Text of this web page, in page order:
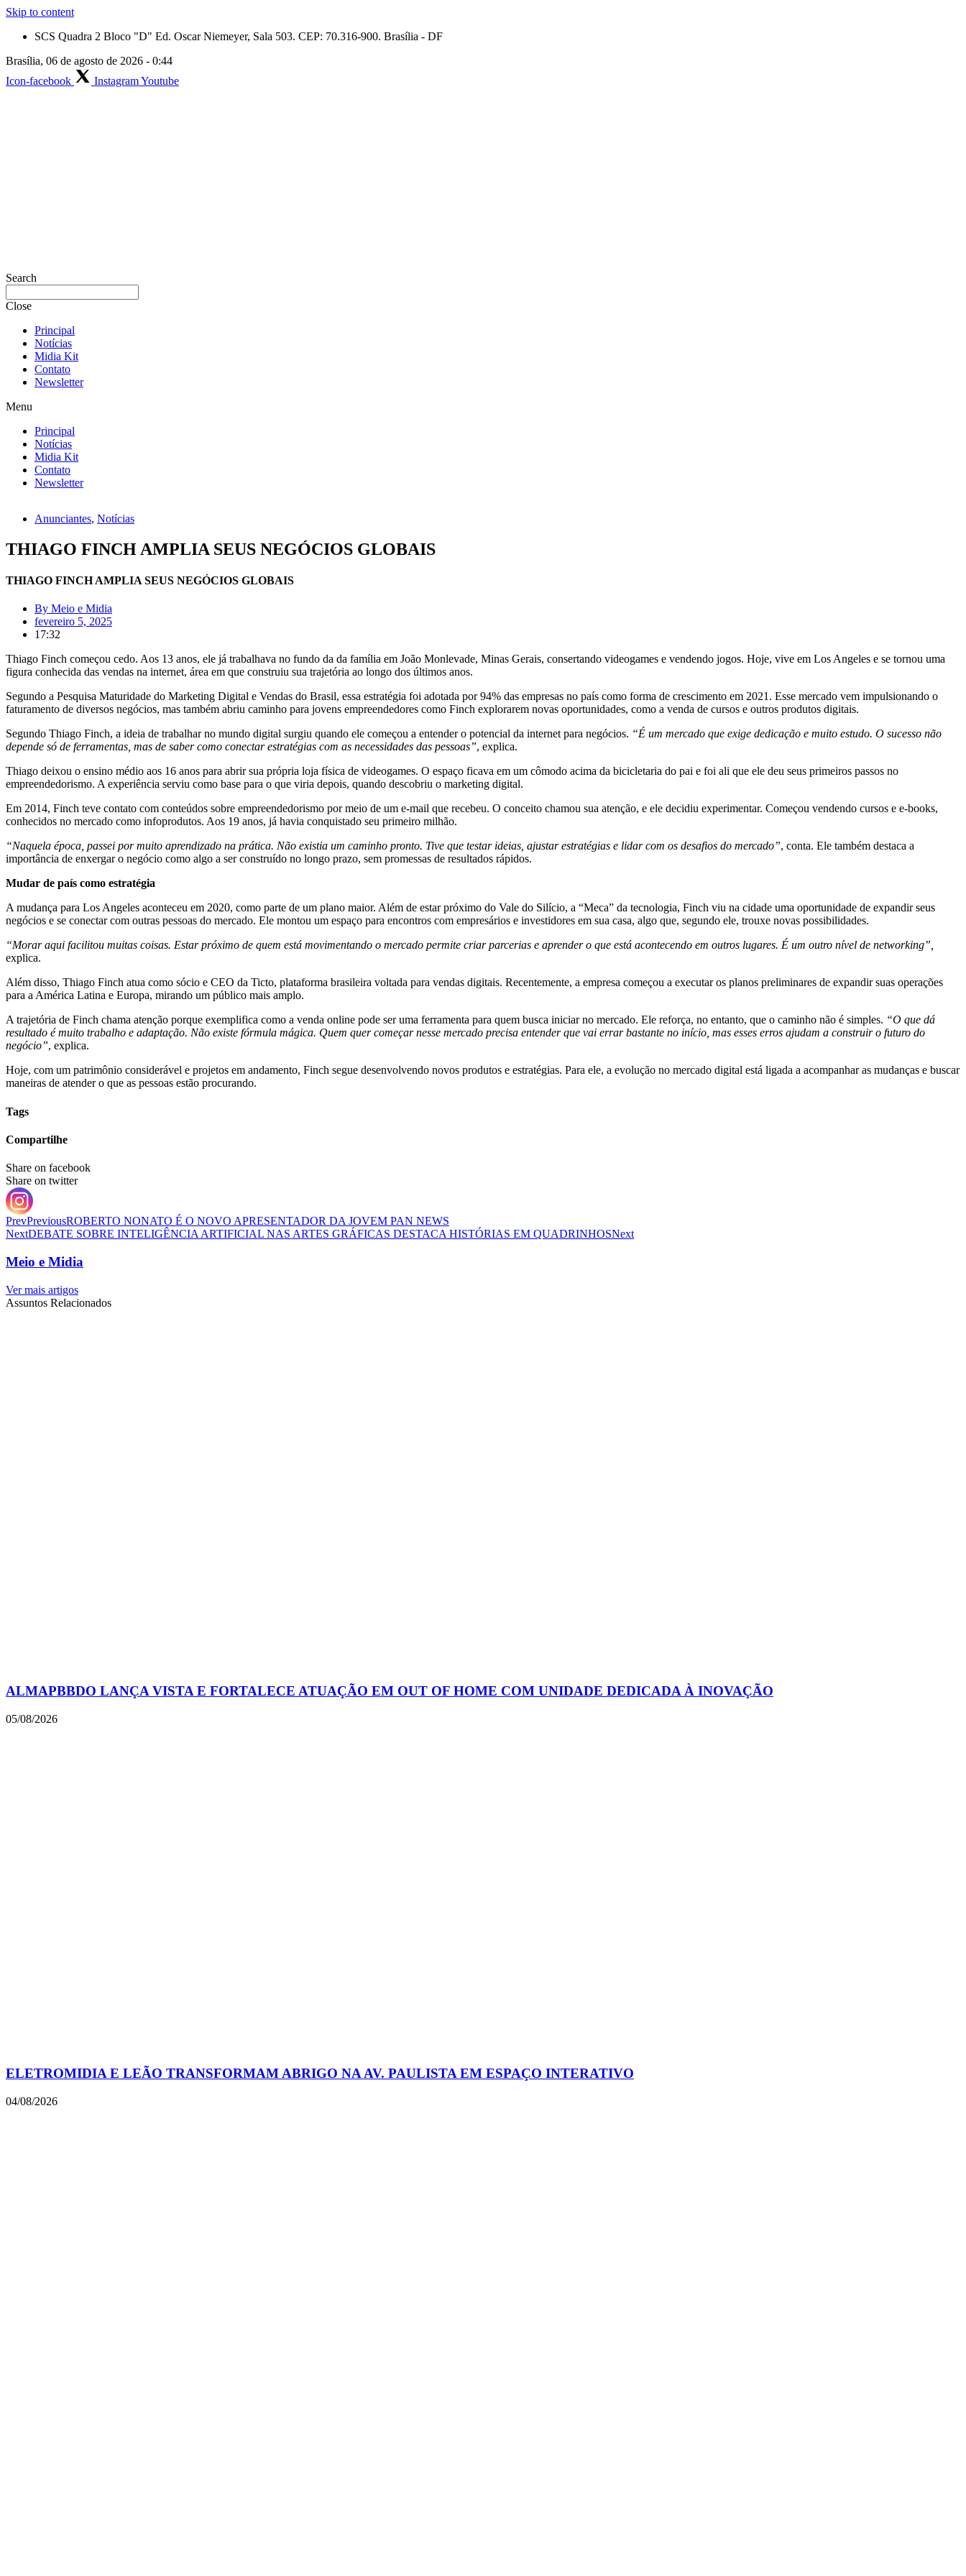
Skip to content
SCS Quadra 2 Bloco "D" Ed. Oscar Niemeyer, Sala 503. CEP: 70.316-900. Brasília - DF
Brasília, 06 de agosto de 2026 - 0:44
Icon-facebook
InstagramYoutube
Search
Close
Principal
Notícias
Midia Kit
Contato
Newsletter
Menu
Principal
Notícias
Midia Kit
Contato
Newsletter
Anunciantes, Notícias
THIAGO FINCH AMPLIA SEUS NEGÓCIOS GLOBAIS
THIAGO FINCH AMPLIA SEUS NEGÓCIOS GLOBAIS
By Meio e Midia
fevereiro 5, 2025
17:32
Thiago Finch começou cedo. Aos 13 anos, ele já trabalhava no fundo da da família em João Monlevade, Minas Gerais, consertando videogames e vendendo jogos. Hoje, vive em Los Angeles e se tornou uma
figura conhecida das vendas na internet, área em que construiu sua trajetória ao longo dos últimos anos.
Segundo a Pesquisa Maturidade do Marketing Digital e Vendas do Brasil, essa estratégia foi adotada por 94% das empresas no país como forma de crescimento em 2021. Esse mercado vem impulsionando o
faturamento de diversos negócios, mas também abriu caminho para jovens empreendedores como Finch explorarem novas oportunidades, como a venda de cursos e outros produtos digitais.
Segundo Thiago Finch, a ideia de trabalhar no mundo digital surgiu quando ele começou a entender o potencial da internet para negócios. “É um mercado que exige dedicação e muito estudo. O sucesso não
depende só de ferramentas, mas de saber como conectar estratégias com as necessidades das pessoas”, explica.
Thiago deixou o ensino médio aos 16 anos para abrir sua própria loja física de videogames. O espaço ficava em um cômodo acima da bicicletaria do pai e foi ali que ele deu seus primeiros passos no
empreendedorismo. A experiência serviu como base para o que viria depois, quando descobriu o marketing digital.
Em 2014, Finch teve contato com conteúdos sobre empreendedorismo por meio de um e-mail que recebeu. O conceito chamou sua atenção, e ele decidiu experimentar. Começou vendendo cursos e e-books,
conhecidos no mercado como infoprodutos. Aos 19 anos, já havia conquistado seu primeiro milhão.
“Naquela época, passei por muito aprendizado na prática. Não existia um caminho pronto. Tive que testar ideias, ajustar estratégias e lidar com os desafios do mercado”, conta. Ele também destaca a
importância de enxergar o negócio como algo a ser construído no longo prazo, sem promessas de resultados rápidos.
Mudar de país como estratégia
A mudança para Los Angeles aconteceu em 2020, como parte de um plano maior. Além de estar próximo do Vale do Silício, a “Meca” da tecnologia, Finch viu na cidade uma oportunidade de expandir seus
negócios e se conectar com outras pessoas do mercado. Ele montou um espaço para encontros com empresários e investidores em sua casa, algo que, segundo ele, trouxe novas possibilidades.
“Morar aqui facilitou muitas coisas. Estar próximo de quem está movimentando o mercado permite criar parcerias e aprender o que está acontecendo em outros lugares. É um outro nível de networking”,
explica.
Além disso, Thiago Finch atua como sócio e CEO da Ticto, plataforma brasileira voltada para vendas digitais. Recentemente, a empresa começou a executar os planos preliminares de expandir suas operações
para a América Latina e Europa, mirando um público mais amplo.
A trajetória de Finch chama atenção porque exemplifica como a venda online pode ser uma ferramenta para quem busca iniciar no mercado. Ele reforça, no entanto, que o caminho não é simples. “O que dá
resultado é muito trabalho e adaptação. Não existe fórmula mágica. Quem quer começar nesse mercado precisa entender que vai errar bastante no início, mas esses erros ajudam a construir o futuro do
negócio”, explica.
Hoje, com um patrimônio considerável e projetos em andamento, Finch segue desenvolvendo novos produtos e estratégias. Para ele, a evolução no mercado digital está ligada a acompanhar as mudanças e buscar
maneiras de atender o que as pessoas estão procurando.
Tags
Compartilhe
Share on facebook
Share on twitter
PrevPreviousROBERTO NONATO É O NOVO APRESENTADOR DA JOVEM PAN NEWS
NextDEBATE SOBRE INTELIGÊNCIA ARTIFICIAL NAS ARTES GRÁFICAS DESTACA HISTÓRIAS EM QUADRINHOSNext
Meio e Midia
Ver mais artigos
Assuntos Relacionados
ALMAPBBDO LANÇA VISTA E FORTALECE ATUAÇÃO EM OUT OF HOME COM UNIDADE DEDICADA À INOVAÇÃO
05/08/2026
ELETROMIDIA E LEÃO TRANSFORMAM ABRIGO NA AV. PAULISTA EM ESPAÇO INTERATIVO
04/08/2026